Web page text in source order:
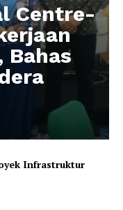
Centre-
Bahas
Infrastruktur